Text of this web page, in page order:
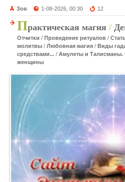
Зоя 1-08-2026, 00:30 12
Практическая магия /
Отчитки / Проведение ритуалов /
молитвы / Любовная магия / Виды
средствами... / Амулеты и Талисманы.
женщины